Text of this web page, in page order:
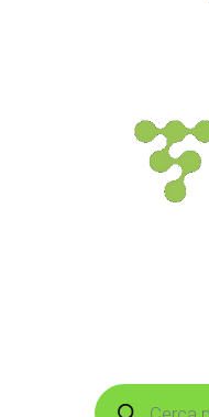
Products
search